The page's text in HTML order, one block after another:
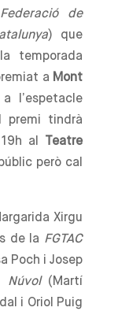
Federació de
) que
temporada
a Mont
l’espetacle
premi tindrà
al
Teatre
però cal
Xirgu
de la FGTAC
Poch i Josep
Núvol(Martí
i Oriol Puig